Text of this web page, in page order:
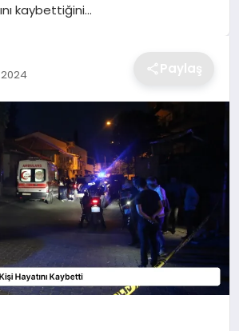
kaybettiğini…
Paylaş